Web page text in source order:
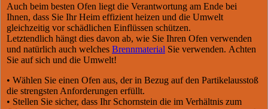
Auch beim besten Ofen liegt die Verantwortung am Ende bei
Ihnen, dass Sie Ihr Heim effizient heizen und die Umwelt
gleichzeitig vor schädlichen Einflüssen schützen.
Letztendlich hängt dies davon ab, wie Sie Ihren Ofen verwenden
und natürlich auch welches Brennmaterial Sie verwenden. Achten
Sie auf sich und die Umwelt!
• Wählen Sie einen Ofen aus, der in Bezug auf den Partikelausstoß
die strengsten Anforderungen erfüllt.
• Stellen Sie sicher, dass Ihr Schornstein die im Verhältnis zum